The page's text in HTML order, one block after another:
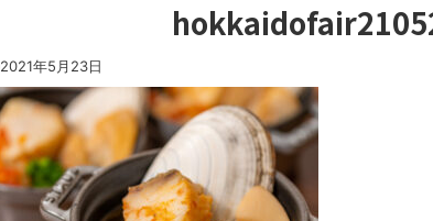
2021年5月23日